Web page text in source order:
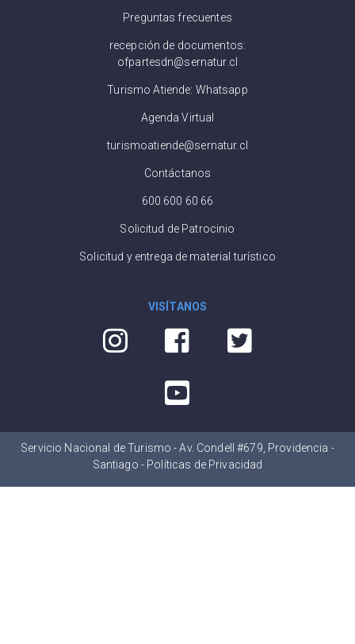
Preguntas frecuentes
recepción de documentos:
ofpartesdn@sernatur.cl
Turismo Atiende: Whatsapp
Agenda Virtual
turismoatiende@sernatur.cl
Contáctanos
600 600 60 66
Solicitud de Patrocinio
Solicitud y entrega de material turístico
VISÍTANOS
Servicio Nacional de Turismo - Av. Condell #679, Providencia -
Santiago - Políticas de Privacidad